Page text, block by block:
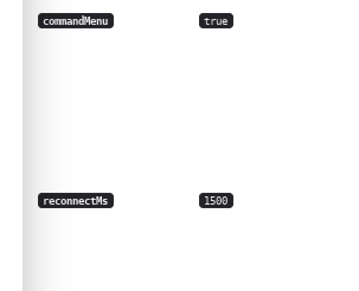
commandMenu true
reconnectMs 1500